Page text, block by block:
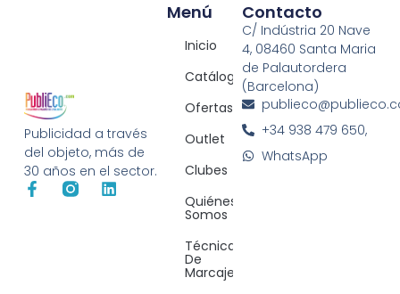
Publicidad a través
del objeto, más de
30 años en el sector.
Menú
Inicio
Catálogos
Ofertas
Outlet
Clubes
Quiénes
Somos
Técnicas
De
Marcaje
Contacto
C/ Indústria 20 Nave
4, 08460 Santa Maria
de Palautordera
(Barcelona)
+34 938 479 650,
WhatsApp